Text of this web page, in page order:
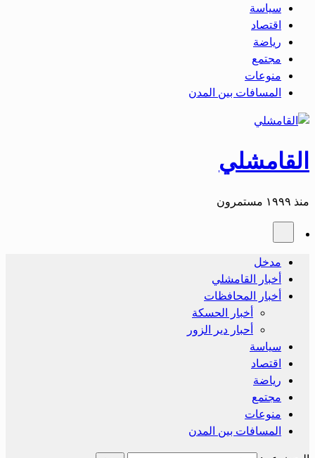
سياسة
اقتصاد
رياضة
مجتمع
منوعات
المسافات بين المدن
القامشلي
منذ ١٩٩٩ مستمرون
مدخل
أخبار القامشلي
أخبار المحافظات
أخبار الحسكة
أحبار دير الزور
سياسة
اقتصاد
رياضة
مجتمع
منوعات
المسافات بين المدن